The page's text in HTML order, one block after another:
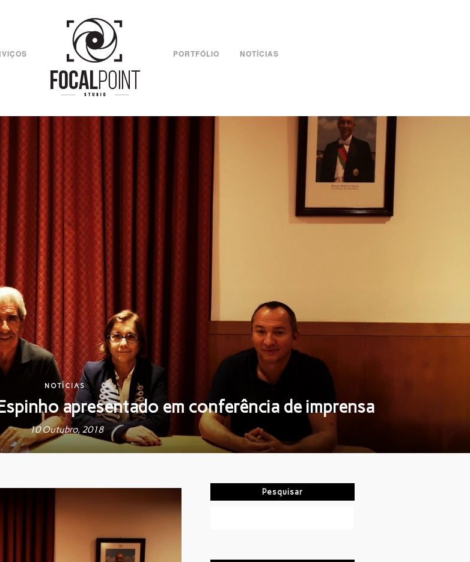
PORTFÓLIO NOTÍCIAS
NOTÍCIAS
apresentado em conferência de imprensa
10 Outubro, 2018
Pesquisar